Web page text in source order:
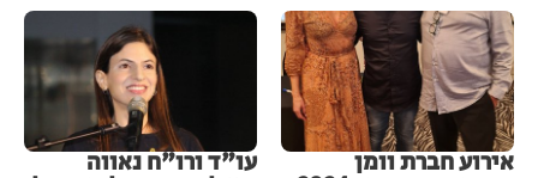
אירוע חברת וומן עו"ד ורו"ח נאווה